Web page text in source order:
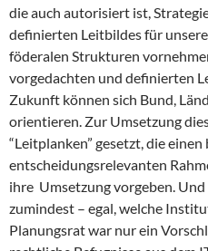
die auch autorisiert ist,
definierten Leitbildes für
föderalen Strukturen
vorgedachten und definierten
Zukunft können sich Bund,
orientieren. Zur Umsetzung
“Leitplanken” gesetzt, die
entscheidungsrelevanten
ihre Umsetzung vorgeben.
zumindest – egal, welche
Planungsrat war nur ein